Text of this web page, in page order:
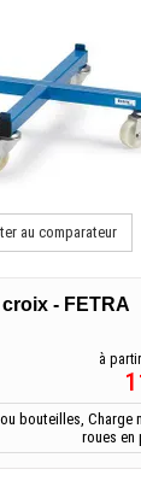
- FETRA
à
bouteilles, Charge
roues en
au comparateur